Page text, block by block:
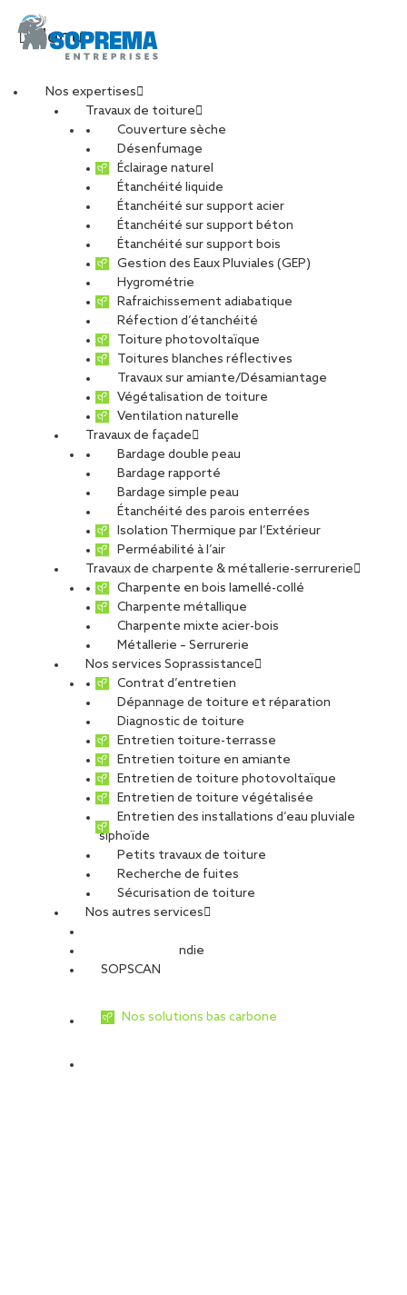
Menu
Nos expertises
Travaux de toiture
Couverture sèche
Désenfumage
Éclairage naturel
Étanchéité liquide
Étanchéité sur support acier
Étanchéité sur support béton
Étanchéité sur support bois
Gestion des Eaux Pluviales (GEP)
Hygrométrie
Rafraichissement adiabatique
Réfection d’étanchéité
Toiture photovoltaïque
Toitures blanches réflectives
Travaux sur amiante/Désamiantage
Végétalisation de toiture
Ventilation naturelle
Travaux de façade
Bardage double peau
Bardage rapporté
Bardage simple peau
Étanchéité des parois enterrées
Isolation Thermique par l’Extérieur
Perméabilité à l’air
Travaux de charpente & métallerie-serrurerie
Charpente en bois lamellé-collé
Charpente métallique
Charpente mixte acier-bois
Métallerie – Serrurerie
Nos services Soprassistance
Contrat d’entretien
Dépannage de toiture et réparation
Diagnostic de toiture
Entretien toiture-terrasse
Entretien toiture en amiante
Entretien de toiture photovoltaïque
Entretien de toiture végétalisée
Entretien des installations d’eau pluviale
siphoïde
Petits travaux de toiture
Recherche de fuites
Sécurisation de toiture
Nos autres services
Sécurité Incendie
SOPSCAN
Nos solutions bas carbone
7-1
PARTAGER